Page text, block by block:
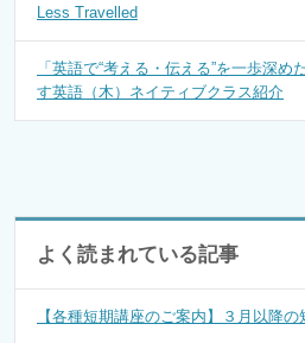
Less Travelled
「英語で“考える・伝える”を一歩深
す英語（木）ネイティブクラス紹介
よく読まれている記事
【各種短期講座のご案内】３月以降